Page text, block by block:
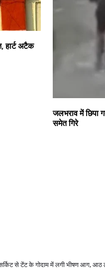
हार्ट अटैक
जलभराव में छिपा
समेत गिरे
सर्किट से टेंट के गोदाम में लगी भीषण आग, आठ